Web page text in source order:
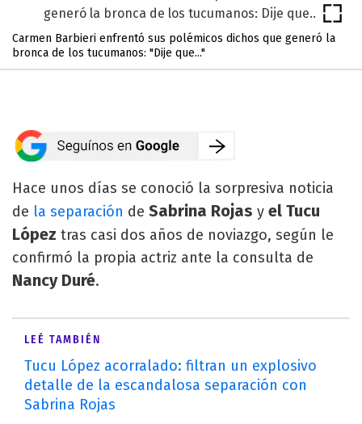
Carmen Barbieri enfrentó sus polémicos dichos que generó la
bronca de los tucumanos: "Dije que..."
Hace unos días se conoció la sorpresiva noticia
de la separación de Sabrina Rojas y el Tucu
López tras casi dos años de noviazgo, según le
confirmó la propia actriz ante la consulta de
Nancy Duré.
LEÉ TAMBIÉN
Tucu López acorralado: filtran un explosivo
detalle de la escandalosa separación con
Sabrina Rojas